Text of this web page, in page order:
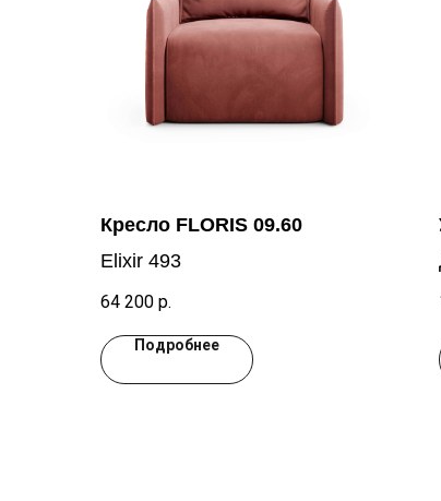
Кресло FLORIS 09.60
Elixir 493
64 200 р.
Подробнее